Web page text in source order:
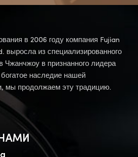
в 2006 году компания Fujian
выросла из специализированного
Чжанчжоу в признанного лидера
наследие нашей
мы продолжаем эту традицию.